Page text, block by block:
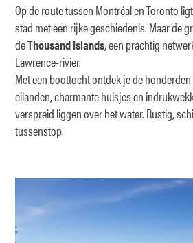
Op de route tussen Montréal en Toronto ligt
stad met een rijke geschiedenis. Maar de
deThousand Islands, een prachtig
Lawrence-rivier.
Met een boottocht ontdek je de
eilanden, charmante huisjes en
verspreid liggen over het water. Rustig,
tussenstop.